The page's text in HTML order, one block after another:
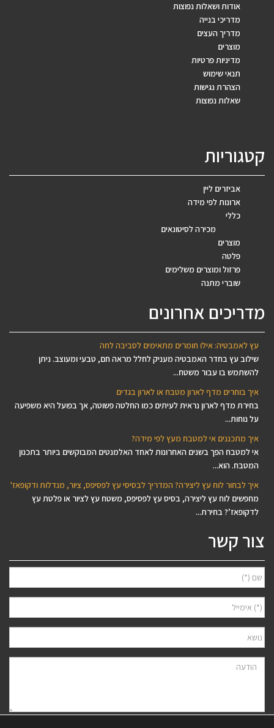
אודות ושאלות נפוצות
מדריכי בנייה
מדריך העצים
מוצרים
מדיניות פרטיות
תנאי שימוש
הצהרת נגישות
שאלות נפוצות
קטגוריות
אביזרים ליין
ארונות לפי מידה
כללי
מכירה לסיטונאים
מוצרים
פלטה
פרזול ומוצרים משלימים
שוברי מתנה
מדריכים אחרונים
עץ לאמבטיה: אילו חומרים מתאימים לסביבה לחה
שילוב עץ בחדר האמבטיה מעניק לחלל מראה חם, טבעי ומעוצב. ניתן
להשתמש בו עבור משטח...
איך בוחרים מדף לארון מטבח או לארון בגדים
בחירת מדף לארון נראית לעיתים כמו החלטה פשוטה, אך בפועל היא משפיעה
על נוחות...
איך מתכננים אי למטבח מעץ לפי מידה?
אי למטבח הפך בשנים האחרונות לאחד האלמנטים המבוקשים ביותר בתכנון
המטבח. הוא...
איך לבחור לוח עץ ליצירה? המדריך לבסיסי עץ לפסיפס, ציור, מנדלות ודקופאז'
מחפשים לוח עץ ליצירה, בסיס עץ לפסיפס, משטח עץ לציור או פלטת עץ
לדקופאז’? בחירת...
צור קשר